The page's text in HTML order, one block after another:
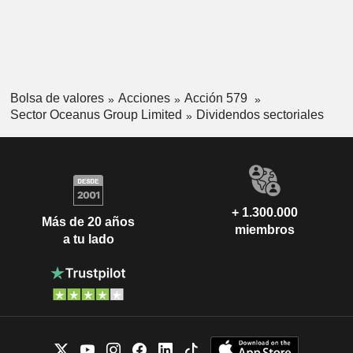
Bolsa de valores Acciones
Acción 579
Sector Oceanus Group Limited
Dividendos sectoriales
Más de 20 años
a tu lado
+ 1.300.000
miembros